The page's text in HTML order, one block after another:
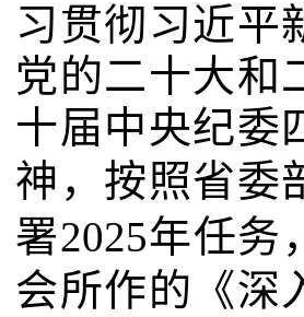
习贯彻习近平
党的二十大和
十届中央纪委
神，按照省委
署2025年任务
会所作的《深